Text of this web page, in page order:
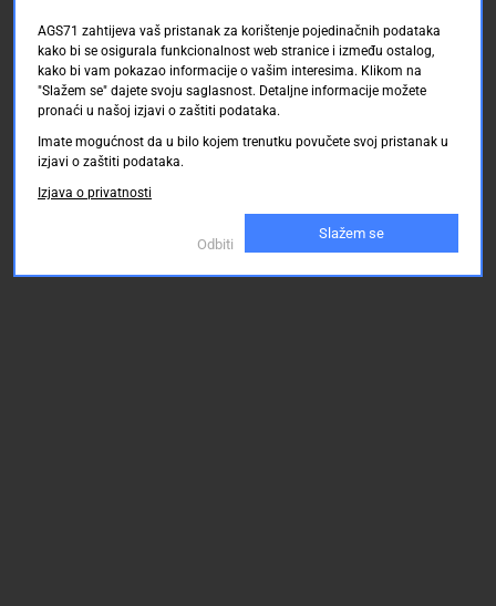
AGS71 zahtijeva vaš pristanak za korištenje pojedinačnih podataka
kako bi se osigurala funkcionalnost web stranice i između ostalog,
kako bi vam pokazao informacije o vašim interesima. Klikom na
"Slažem se" dajete svoju saglasnost. Detaljne informacije možete
pronaći u našoj izjavi o zaštiti podataka.
Imate mogućnost da u bilo kojem trenutku povučete svoj pristanak u
izjavi o zaštiti podataka.
Izjava o privatnosti
Odbiti
Slažem se